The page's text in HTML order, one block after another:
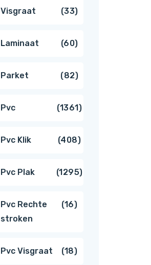
Visgraat 3333
producten
Laminaat 6060
producten
Parket 8282
producten
Pvc 13611361
producten
Pvc Klik 408408
producten
Pvc Plak 12951295
Pvc Rechte
stroken
1616
Pvc Visgraat 1818